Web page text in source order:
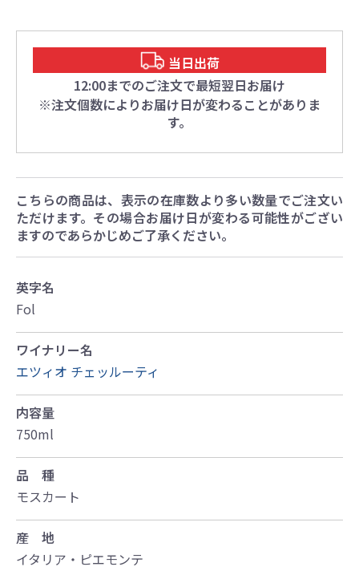
当日出荷
12:00までのご注文で最短翌日お届け
※注文個数によりお届け日が変わることがありま
す。
こちらの商品は、表示の在庫数より多い数量でご注文い
ただけます。その場合お届け日が変わる可能性がござい
ますのであらかじめご了承ください。
英字名
Fol
ワイナリー名
エツィオ チェッルーティ
内容量
750ml
品 種
モスカート
産 地
イタリア・ピエモンテ